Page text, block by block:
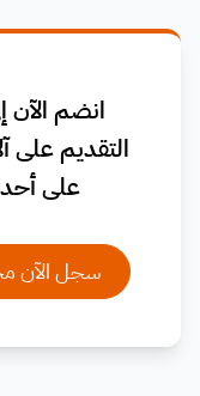
انضم
التقديم على
على
سجل الآن